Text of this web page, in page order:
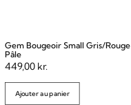
Gem Bougeoir Small Gris/Rouge
Pâle
449,00 kr.
Ajouter au panier